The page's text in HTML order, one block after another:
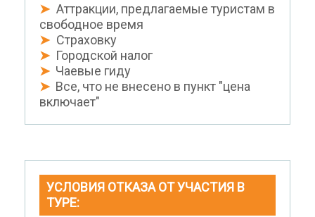
➤ Аттракции, предлагаемые туристам в
свободное время
➤ Страховку
➤ Городской налог
➤ Чаевые гиду
➤ Все, что не внесено в пункт "цена
включает"
УСЛОВИЯ ОТКАЗА ОТ УЧАСТИЯ В
ТУРЕ: